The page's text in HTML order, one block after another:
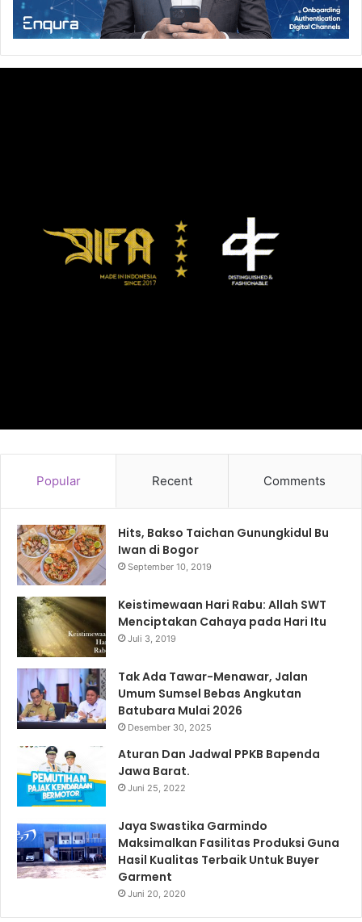
Popular Recent Comments
Hits, Bakso Taichan Gunungkidul Bu
Iwan di Bogor
September 10, 2019
Keistimewaan Hari Rabu: Allah SWT
Menciptakan Cahaya pada Hari Itu
Juli 3, 2019
Tak Ada Tawar-Menawar, Jalan
Umum Sumsel Bebas Angkutan
Batubara Mulai 2026
Desember 30, 2025
Aturan Dan Jadwal PPKB Bapenda
Jawa Barat.
Juni 25, 2022
Jaya Swastika Garmindo
Maksimalkan Fasilitas Produksi Guna
Hasil Kualitas Terbaik Untuk Buyer
Garment
Juni 20, 2020